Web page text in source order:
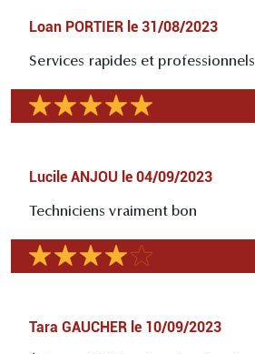
Loan PORTIER le 31/08/2023
Services rapides et professionnels
Lucile ANJOU le 04/09/2023
Techniciens vraiment bon
Tara GAUCHER le 10/09/2023